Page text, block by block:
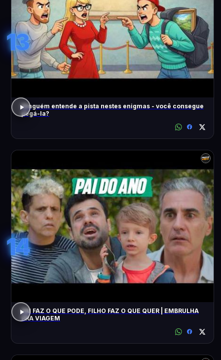
13
Ninguém entende a pista nestes enigmas - você consegue
pegá-la?
14
PAI FAZ O QUE PODE, FILHO FAZ O QUE QUER | EMBRULHA
PRA VIAGEM